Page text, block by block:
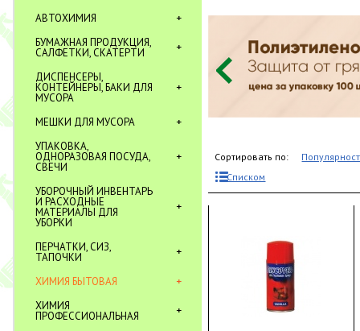
АВТОХИМИЯ
БУМАЖНАЯ ПРОДУКЦИЯ,
САЛФЕТКИ, СКАТЕРТИ
ДИСПЕНСЕРЫ,
КОНТЕЙНЕРЫ, БАКИ ДЛЯ
МУСОРА
МЕШКИ ДЛЯ МУСОРА
УПАКОВКА,
ОДНОРАЗОВАЯ ПОСУДА,
СВЕЧИ
УБОРОЧНЫЙ ИНВЕНТАРЬ
И РАСХОДНЫЕ
МАТЕРИАЛЫ ДЛЯ
УБОРКИ
ПЕРЧАТКИ, СИЗ,
ТАПОЧКИ
ХИМИЯ БЫТОВАЯ
ХИМИЯ
ПРОФЕССИОНАЛЬНАЯ
Сортировать по:
Списком